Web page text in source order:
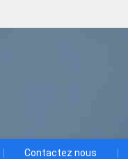
Contactez nous